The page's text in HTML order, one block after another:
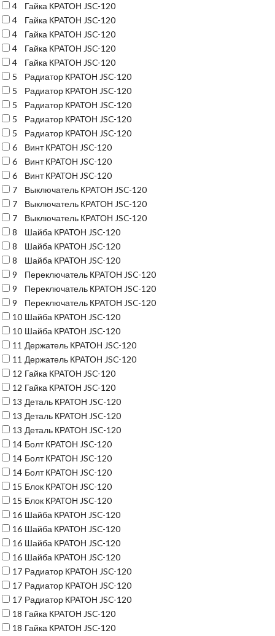
4
Гайка КРАТОН JSC-120
4
Гайка КРАТОН JSC-120
4
Гайка КРАТОН JSC-120
4
Гайка КРАТОН JSC-120
4
Гайка КРАТОН JSC-120
5
Радиатор КРАТОН JSC-120
5
Радиатор КРАТОН JSC-120
5
Радиатор КРАТОН JSC-120
5
Радиатор КРАТОН JSC-120
5
Радиатор КРАТОН JSC-120
6
Винт КРАТОН JSC-120
6
Винт КРАТОН JSC-120
6
Винт КРАТОН JSC-120
7
Выключатель КРАТОН JSC-120
7
Выключатель КРАТОН JSC-120
7
Выключатель КРАТОН JSC-120
8
Шайба КРАТОН JSC-120
8
Шайба КРАТОН JSC-120
8
Шайба КРАТОН JSC-120
9
Переключатель КРАТОН JSC-120
9
Переключатель КРАТОН JSC-120
9
Переключатель КРАТОН JSC-120
10 Шайба КРАТОН JSC-120
10 Шайба КРАТОН JSC-120
11 Держатель КРАТОН JSC-120
11 Держатель КРАТОН JSC-120
12 Гайка КРАТОН JSC-120
12 Гайка КРАТОН JSC-120
13 Деталь КРАТОН JSC-120
13 Деталь КРАТОН JSC-120
13 Деталь КРАТОН JSC-120
14 Болт КРАТОН JSC-120
14 Болт КРАТОН JSC-120
14 Болт КРАТОН JSC-120
15 Блок КРАТОН JSC-120
15 Блок КРАТОН JSC-120
16 Шайба КРАТОН JSC-120
16 Шайба КРАТОН JSC-120
16 Шайба КРАТОН JSC-120
16 Шайба КРАТОН JSC-120
17 Радиатор КРАТОН JSC-120
17 Радиатор КРАТОН JSC-120
17 Радиатор КРАТОН JSC-120
18 Гайка КРАТОН JSC-120
18 Гайка КРАТОН JSC-120